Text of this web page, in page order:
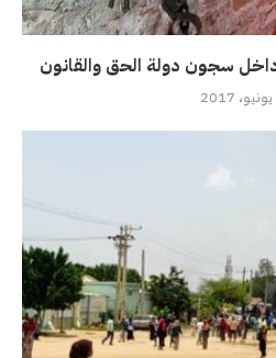
سجون دولة الحق والقانون